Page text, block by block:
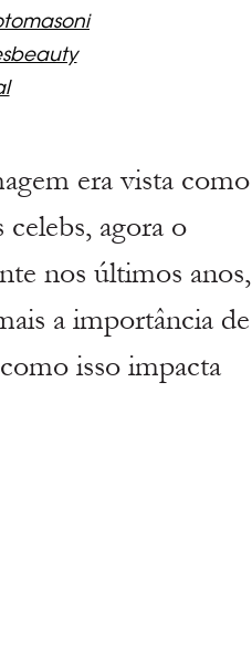
era vista como
agora o
nos últimos anos,
a importância de
isso impacta